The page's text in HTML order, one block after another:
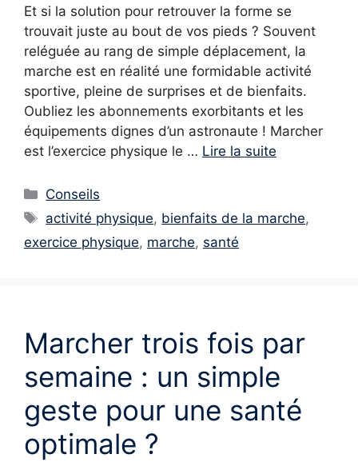
Et si la solution pour retrouver la forme se
trouvait juste au bout de vos pieds ? Souvent
reléguée au rang de simple déplacement, la
marche est en réalité une formidable activité
sportive, pleine de surprises et de bienfaits.
Oubliez les abonnements exorbitants et les
équipements dignes d’un astronaute ! Marcher
est l’exercice physique le … Lire la suite
Catégories
Conseils
Étiquettes
activité physique, bienfaits de la marche,
exercice physique, marche, santé
Marcher trois fois par
semaine : un simple
geste pour une santé
optimale ?